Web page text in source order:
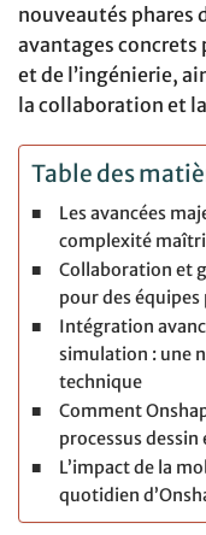
nouveautés phares
avantages concrets
et de l’ingénierie,
la collaboration et
Table des
Les avancées
complexité
Collaboration et
pour des
Intégration
simulation : une
technique
Comment
processus dessin
L’impact de la
quotidien